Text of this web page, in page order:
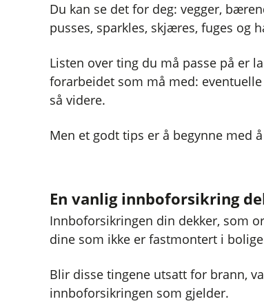
Du kan se det for deg: vegger,
pusses, sparkles, skjæres, fuges og
Listen over ting du må passe på er
forarbeidet som må med:
så videre.
Men et godt tips er å begynne med
En vanlig innboforsikring
Innboforsikringen din dekker, som
dine som ikke er fastmontert i
Blir disse tingene utsatt for brann,
innboforsikringen som gjelder.